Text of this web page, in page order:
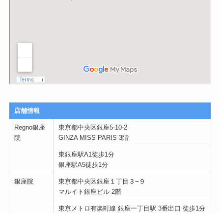
店舗情報
Regno銀座
院
東京都中央区銀座5-10-2
GINZA MISS PARIS 3階
東銀座駅A1徒歩1分
銀座駅A5徒歩1分
銀座院
東京都中央区銀座１丁目３−９
マルイト銀座ビル 2階
東京メトロ有楽町線 銀座一丁目駅 3番出口 徒歩1分